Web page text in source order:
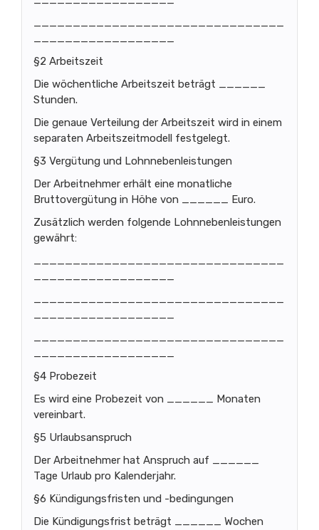
________________________________
__________________
§2 Arbeitszeit
Die wöchentliche Arbeitszeit beträgt ______
Stunden.
Die genaue Verteilung der Arbeitszeit wird in einem
separaten Arbeitszeitmodell festgelegt.
§3 Vergütung und Lohnnebenleistungen
Der Arbeitnehmer erhält eine monatliche
Bruttovergütung in Höhe von ______ Euro.
Zusätzlich werden folgende Lohnnebenleistungen
gewährt:
________________________________
__________________
________________________________
__________________
________________________________
__________________
§4 Probezeit
Es wird eine Probezeit von ______ Monaten
vereinbart.
§5 Urlaubsanspruch
Der Arbeitnehmer hat Anspruch auf ______
Tage Urlaub pro Kalenderjahr.
§6 Kündigungsfristen und -bedingungen
Die Kündigungsfrist beträgt ______ Wochen